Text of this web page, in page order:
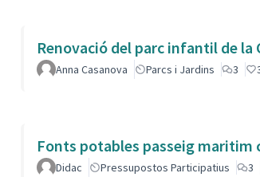
Renovació del parc infantil de
Anna Casanova Parcs i Jardins 3
Fonts potables passeig maritim
Didac Pressupostos Participatius 3